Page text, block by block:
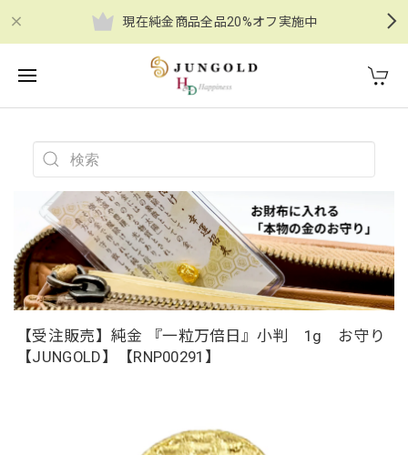
現在純金商品全品20%オフ実施中
【受注販売】純金 『一粒万倍日』小判 1g お守り
【JUNGOLD】【RNP00291】